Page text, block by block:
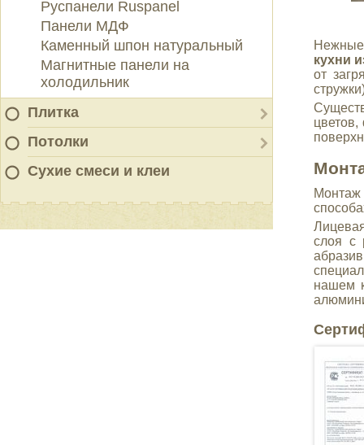
Руспанели Ruspanel
Панели МДФ
Каменный шпон натуральный
Магнитные панели на
холодильник
Плитка
Потолки
Сухие смеси и клеи
кухни
от
Монтаж
слоя с
нашем